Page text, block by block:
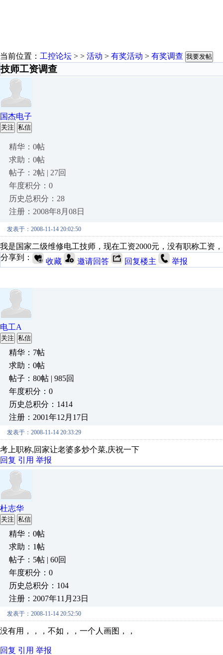
当前位置： 工控论坛 > > 活动 > 有奖活动 > 有奖调查 我要发帖
技师工资调查
国杰电子
关注 私信
精华：0帖
求助：0帖
帖子：2帖 | 27回
年度积分：0
历史总积分：28
注册：2008年8月08日
发表于：2008-11-14 20:02:50
我是国家二级维修电工技师，现在工资2000元，没有职称工资
分享到：
收藏 邀请回答 回复楼主 举报
电工A
关注 私信
精华：7帖
求助：0帖
帖子：80帖 | 985回
年度积分：0
历史总积分：1414
注册：2001年12月17日
发表于：2008-11-14 20:33:29
考上职称,回家让老婆多炒个菜,庆祝一下
回复 引用 举报
杜志华
关注 私信
精华：0帖
求助：1帖
帖子：5帖 | 60回
年度积分：0
历史总积分：104
注册：2007年11月23日
发表于：2008-11-14 20:52:50
没有用，，，不如，，一个人画图，，
回复 引用 举报